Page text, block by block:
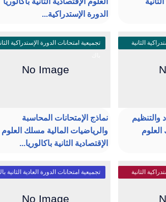
الدورة الإستدراكية...
الثانية
والتنظيم
العلوم
تجميعية امتحانات الدورة الإستدراكية
نماذج الإمتحانات المحاسبة
والرياضيات المالية مسلك العلوم
الإقتصادية الثانية باكالوريا...
الثانية
تجميعية امتحانات الدورة العادية الثانية